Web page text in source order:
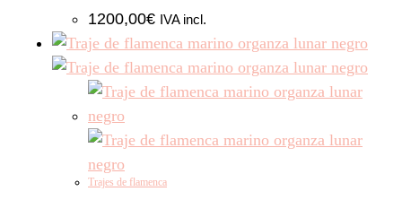
1200,00€ IVA incl.
Trajes de flamenca